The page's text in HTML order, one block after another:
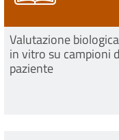
Valutazione
in vitro su campioni
paziente